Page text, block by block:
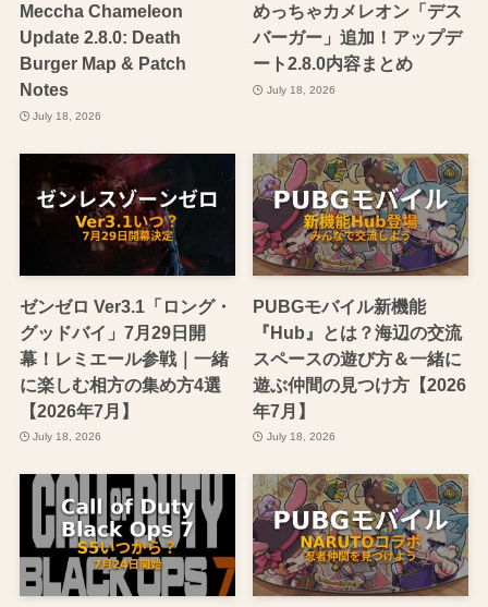
Meccha Chameleon
Update 2.8.0: Death
Burger Map & Patch
Notes
July 18, 2026
めっちゃカメレオン「デス
バーガー」追加！アップデ
ート2.8.0内容まとめ
July 18, 2026
ゼンゼロ Ver3.1「ロング・
グッドバイ」7月29日開
幕！レミエール参戦｜一緒
に楽しむ相方の集め方4選
【2026年7月】
July 18, 2026
PUBGモバイル新機能
『Hub』とは？海辺の交流
スペースの遊び方＆一緒に
遊ぶ仲間の見つけ方【2026
年7月】
July 18, 2026